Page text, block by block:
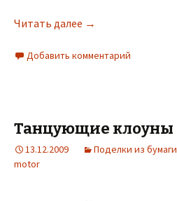
Читать далее →
Добавить комментарий
Танцующие клоуны
13.12.2009 Поделки из бумаги
motor